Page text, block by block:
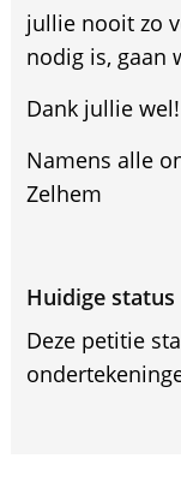
jullie nooit zo
nodig is, gaan
Dank jullie wel!
Namens alle
Zelhem
Huidige status
Deze petitie